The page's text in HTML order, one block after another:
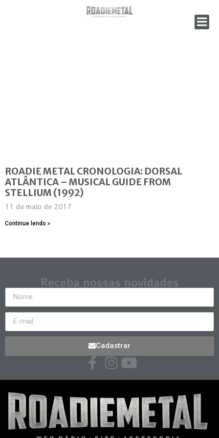
ROADIE METAL CRONOLOGIA: DORSAL
ATLÂNTICA – MUSICAL GUIDE FROM
STELLIUM (1992)
11 de maio de 2017
Continue lendo »
Receba nossas novidades
Cadastrar